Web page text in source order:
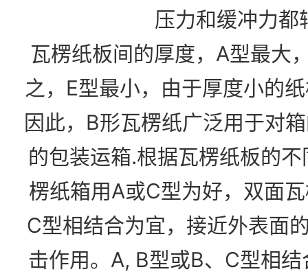
压力和缓冲力都
瓦楞纸板间的厚度，A型最大
之，E型最小，由于厚度小的
因此，B形瓦楞纸广泛用于对
的包装运箱.根据瓦楞纸板的
楞纸箱用A或C型为好，双面
C型相结合为宜，接近外表面
击作用。A, B型或B、C型相